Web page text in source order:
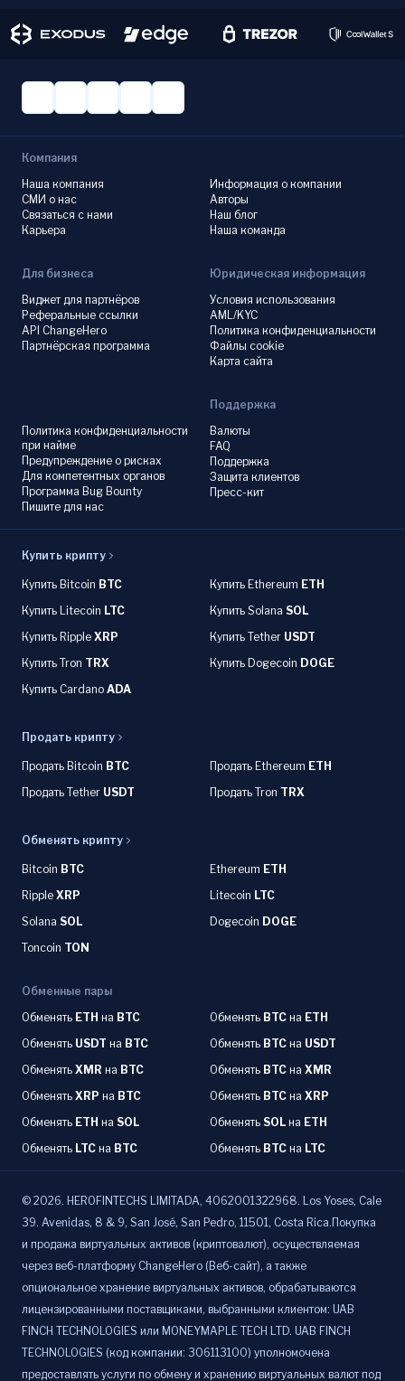
Компания
Наша компания
СМИ о нас
Связаться с нами
Карьера
Информация о компании
Авторы
Наш блог
Наша команда
Для бизнеса
Виджет для партнёров
Реферальные ссылки
API ChangeHero
Партнёрская программа
Юридическая информация
Условия использования
AML/KYC
Политика конфиденциальности
Файлы cookie
Карта сайта
Политика конфиденциальности
при найме
Предупреждение о рисках
Для компетентных органов
Программа Bug Bounty
Пишите для нас
Поддержка
Валюты
FAQ
Поддержка
Защита клиентов
Пресс-кит
Купить крипту
Купить Bitcoin BTC Купить Ethereum ETH
Купить Litecoin LTC Купить Solana SOL
Купить Ripple XRP Купить Tether USDT
Купить Tron TRX Купить Dogecoin DOGE
Купить Cardano ADA
Продать крипту
Продать Bitcoin BTC Продать Ethereum ETH
Продать Tether USDT Продать Tron TRX
Обменять крипту
Bitcoin BTC Ethereum ETH
Ripple XRP Litecoin LTC
Solana SOL Dogecoin DOGE
Toncoin TON
Обменные пары
Обменять ETH на BTC Обменять BTC на ETH
Обменять USDT на BTC Обменять BTC на USDT
Обменять XMR на BTC Обменять BTC на XMR
Обменять XRP на BTC Обменять BTC на XRP
Обменять ETH на SOL Обменять SOL на ETH
Обменять LTC на BTC Обменять BTC на LTC
© 2026. HEROFINTECHS LIMITADA, 4062001322968. Los Yoses, Cale
39. Avenidas, 8 & 9, San José, San Pedro, 11501, Costa Rica.Покупка
и продажа виртуальных активов (криптовалют), осуществляемая
через веб-платформу ChangeHero (Веб-сайт), а также
опциональное хранение виртуальных активов, обрабатываются
лицензированными поставщиками, выбранными клиентом: UAB
FINCH TECHNOLOGIES или MONEYMAPLE TECH LTD. UAB FINCH
TECHNOLOGIES (код компании: 306113100) уполномочена
предоставлять услуги по обмену и хранению виртуальных валют под